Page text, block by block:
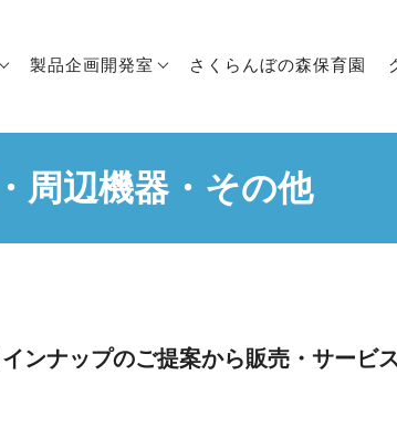
製品企画開発室 さくらんぼの森保育園
周辺機器・その他
ンナップのご提案から販売・サービ